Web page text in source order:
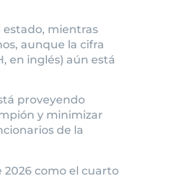
estado, mientras
aunque la cifra
en inglés) aún está
proveyendo
y minimizar
de la
2026 como el cuarto